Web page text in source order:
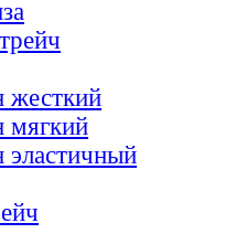
жесткий
мягкий
элаcтичный